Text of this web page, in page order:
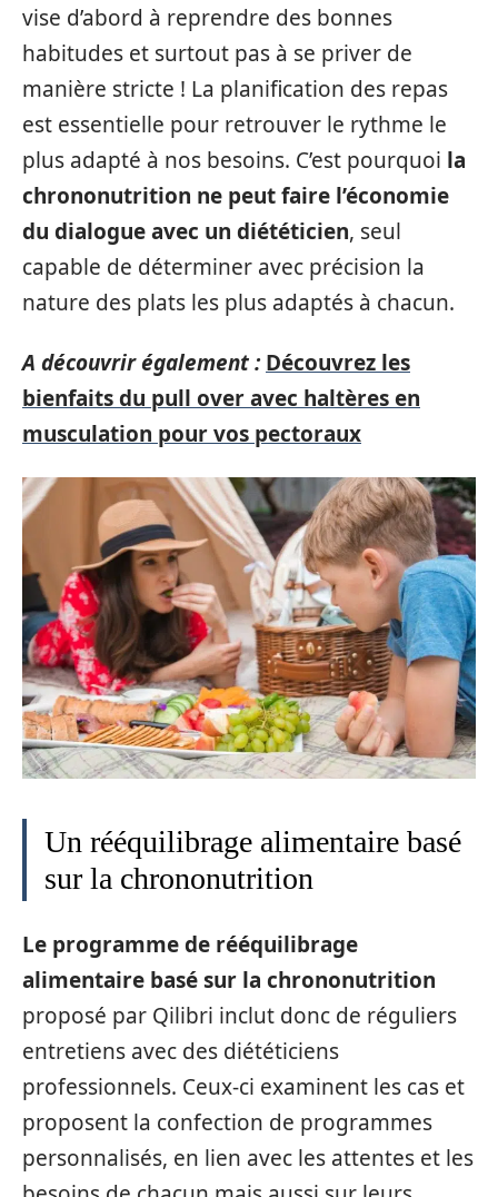
vise d’abord à reprendre des bonnes
habitudes et surtout pas à se priver de
manière stricte ! La planification des repas
est essentielle pour retrouver le rythme le
plus adapté à nos besoins. C’est pourquoi la
chrononutrition ne peut faire l’économie
du dialogue avec un diététicien, seul
capable de déterminer avec précision la
nature des plats les plus adaptés à chacun.
A découvrir également : Découvrez les
bienfaits du pull over avec haltères en
musculation pour vos pectoraux
Un rééquilibrage alimentaire basé
sur la chrononutrition
Le programme de rééquilibrage
alimentaire basé sur la chrononutrition
proposé par Qilibri inclut donc de réguliers
entretiens avec des diététiciens
professionnels. Ceux-ci examinent les cas et
proposent la confection de programmes
personnalisés, en lien avec les attentes et les